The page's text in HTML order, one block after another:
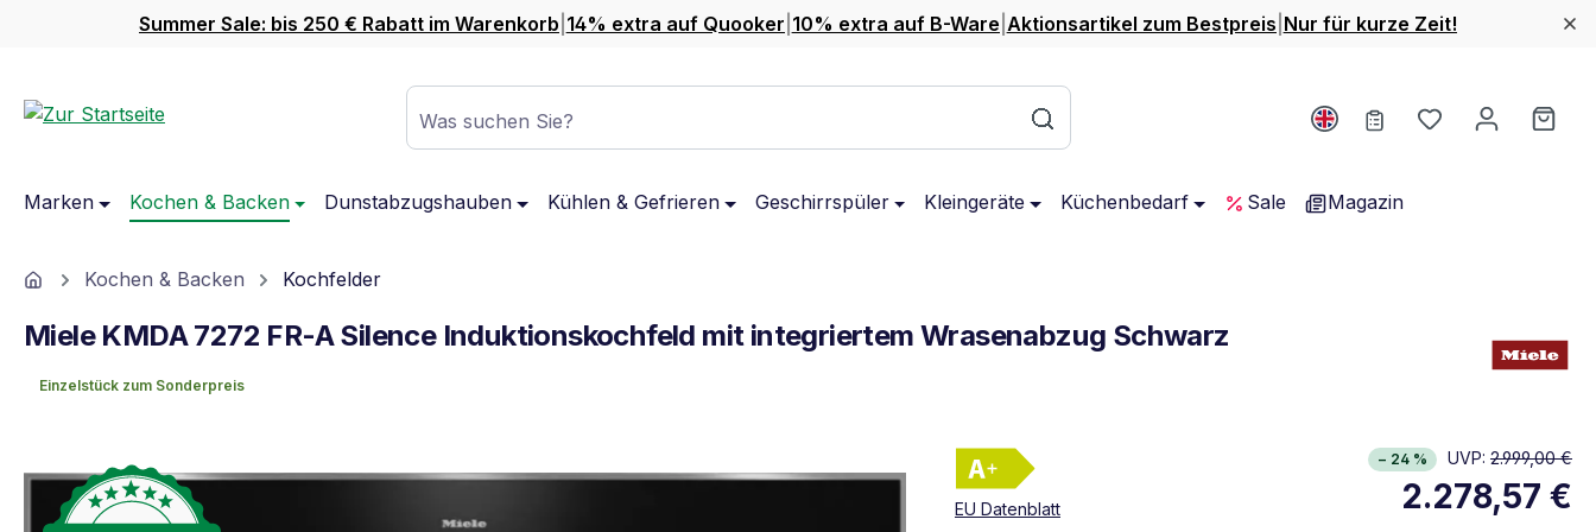
Hauptinhalt springen
Zur Suche springen
Zur Hauptnavigation springen
Summer Sale: bis 250 € Rabatt im Warenkorb 14% extra auf Quooker 10% extra auf B-Ware Aktionsartikel zum Bestpreis Nur für kurze Zeit!
Was suchen Sie? Du hast 0
Marken Kochen & Backen Dunstabzugshauben Kühlen & Gefrieren Geschirrspüler Kleingeräte Küchenbedarf Sale Magazin
HomeKochen & Backen Kochfelder
Miele KMDA 7272 FR-A Silence Induktionskochfeld mit integriertem Wrasenabzug Schwarz
Einzelstück zum Sonderpreis
Bildergalerie überspringen Vollständiges Energielabel anzeigen
Energieklasse A+. Höchste bis niedrigste Effizienz (A+++ bis
EU DatenblattÖffnet in neuem Fenster
− 24 % UVP: 2.999,00 €
2.278,57 €